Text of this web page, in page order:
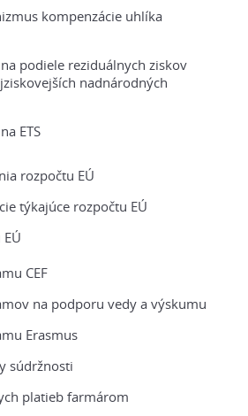
kompenzácie uhlíka
podiele reziduálnych ziskov
nadnárodných
ETS
rozpočtu EÚ
týkajúce rozpočtu EÚ
CEF
na podporu vedy a výskumu
Erasmus
súdržnosti
platieb farmárom